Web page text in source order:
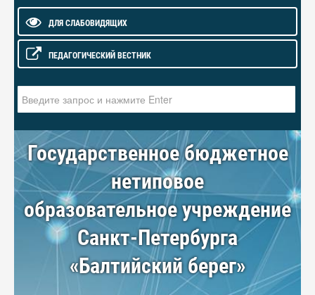
ДЛЯ СЛАБОВИДЯЩИХ
ПЕДАГОГИЧЕСКИЙ ВЕСТНИК
Государственное бюджетное
нетиповое
образовательное учреждение
Санкт-Петербурга
«Балтийский берег»